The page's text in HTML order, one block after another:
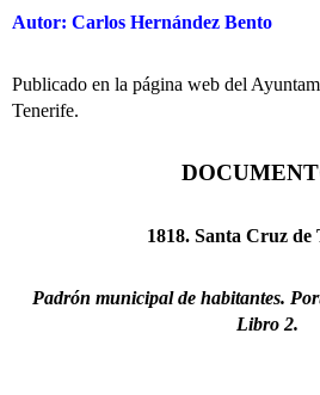
Autor: Carlos Hernández Bento
Publicado en la página web del
Tenerife.
1818. Santa Cruz de
Padrón municipal de habitantes.
Libro 2.